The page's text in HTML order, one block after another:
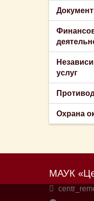
услуг
Охрана
МАУК